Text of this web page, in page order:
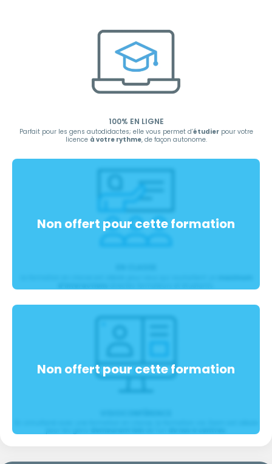
100% EN LIGNE
Parfait pour les gens autodidactes; elle vous permet d’étudierpour votre
licence à votre rythme, de façon autonome.